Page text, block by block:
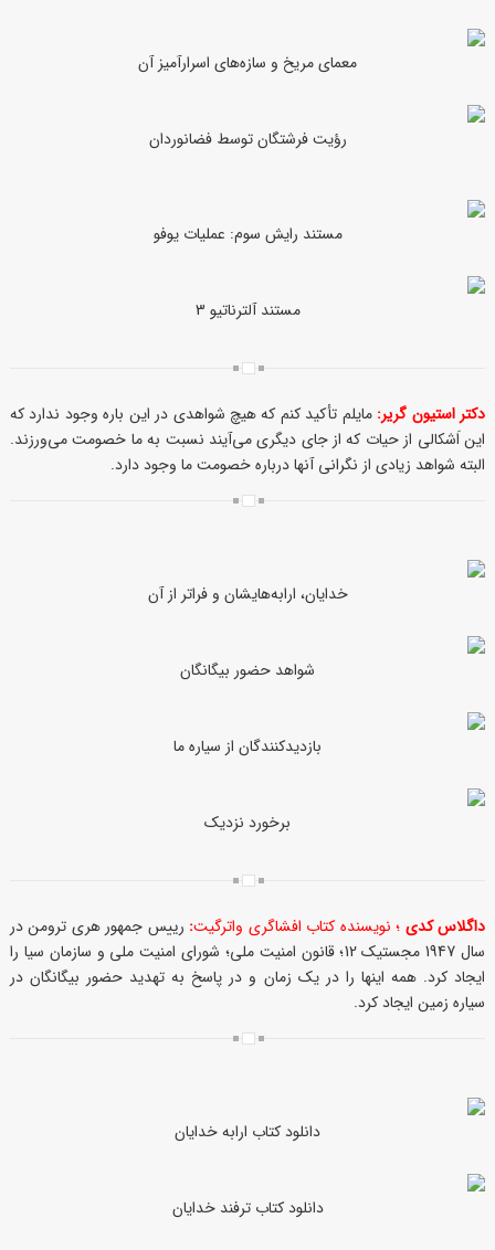
معمای مریخ و سازه‌های اسرارآمیز آن
رؤیت فرشتگان توسط فضانوردان
مستند رایش سوم: عملیات یوفو
مستند آلترناتیو 3
دکتر استیون گریر: مایلم تأکید کنم که هیچ شواهدی در این باره وجود ندارد که
این اَشکالی از حیات که از جای دیگری می‌آیند نسبت به ما خصومت می‌ورزند.
البته شواهد زیادی از نگرانی آنها درباره خصومت ما وجود دارد.
خدایان، ارابه‌هایشان و فراتر از آن
شواهد حضور بیگانگان
بازدیدکنندگان از سیاره ما
برخورد نزدیک
داگلاس کدی ؛ نویسنده کتاب افشاگری واترگیت: رییس جمهور هری ترومن در
سال 1947 مجستیک 12؛ قانون امنیت ملی؛ شورای امنیت ملی و سازمان سیا را
ایجاد کرد. همه اینها را در یک زمان و در پاسخ به تهدید حضور بیگانگان در
سیاره زمین ایجاد کرد.
دانلود کتاب ارابه خدایان
دانلود کتاب ترفند خدایان